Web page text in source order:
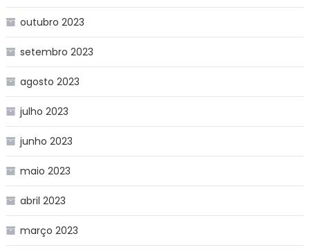
outubro 2023
setembro 2023
agosto 2023
julho 2023
junho 2023
maio 2023
abril 2023
março 2023